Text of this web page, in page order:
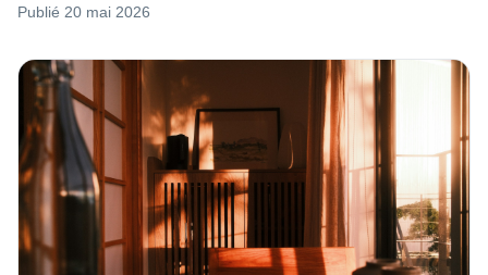
Publié 20 mai 2026